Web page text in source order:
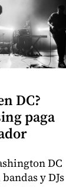
DC?
paga
DC
y DJs